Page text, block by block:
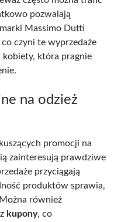
pozwalają
Massimo Dutti
czyni te wyprzedaże
kobiety, która pragnie
na odzież
promocji na
zainteresują prawdziwe
przyciągają
produktów sprawia,
również
kupony, co